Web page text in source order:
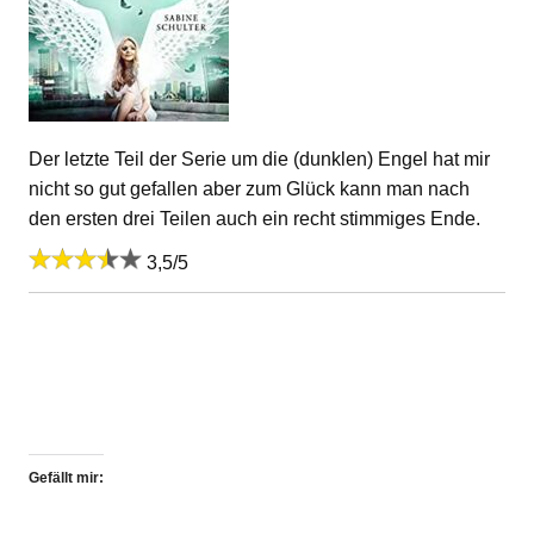
Der letzte Teil der Serie um die (dunklen) Engel hat mir
nicht so gut gefallen aber zum Glück kann man nach
den ersten drei Teilen auch ein recht stimmiges Ende.
3,5/5
Gefällt mir: